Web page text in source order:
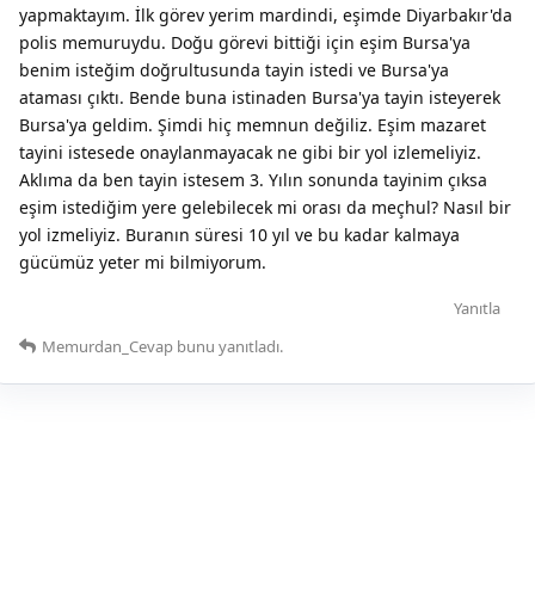
yapmaktayım. İlk görev yerim mardindi, eşimde Diyarbakır'da
polis memuruydu. Doğu görevi bittiği için eşim Bursa'ya
benim isteğim doğrultusunda tayin istedi ve Bursa'ya
ataması çıktı. Bende buna istinaden Bursa'ya tayin isteyerek
Bursa'ya geldim. Şimdi hiç memnun değiliz. Eşim mazaret
tayini istesede onaylanmayacak ne gibi bir yol izlemeliyiz.
Aklıma da ben tayin istesem 3. Yılın sonunda tayinim çıksa
eşim istediğim yere gelebilecek mi orası da meçhul? Nasıl bir
yol izmeliyiz. Buranın süresi 10 yıl ve bu kadar kalmaya
gücümüz yeter mi bilmiyorum.
Yanıtla
Memurdan_Cevap bunu yanıtladı.